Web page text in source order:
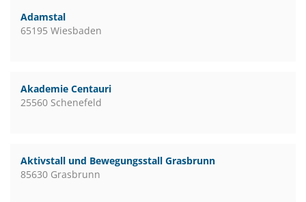
Adamstal
65195 Wiesbaden
Akademie Centauri
25560 Schenefeld
Aktivstall und Bewegungsstall Grasbrunn
85630 Grasbrunn